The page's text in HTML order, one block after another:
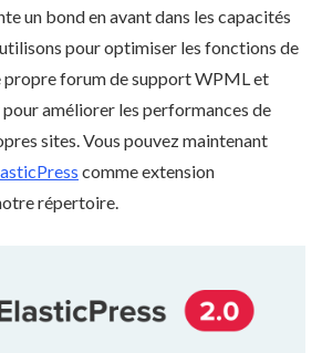
un bond en avant dans les capacités
pour optimiser les fonctions de
propre forum de support WPML et
pour améliorer les performances de
sites. Vous pouvez maintenant
comme extension
répertoire.